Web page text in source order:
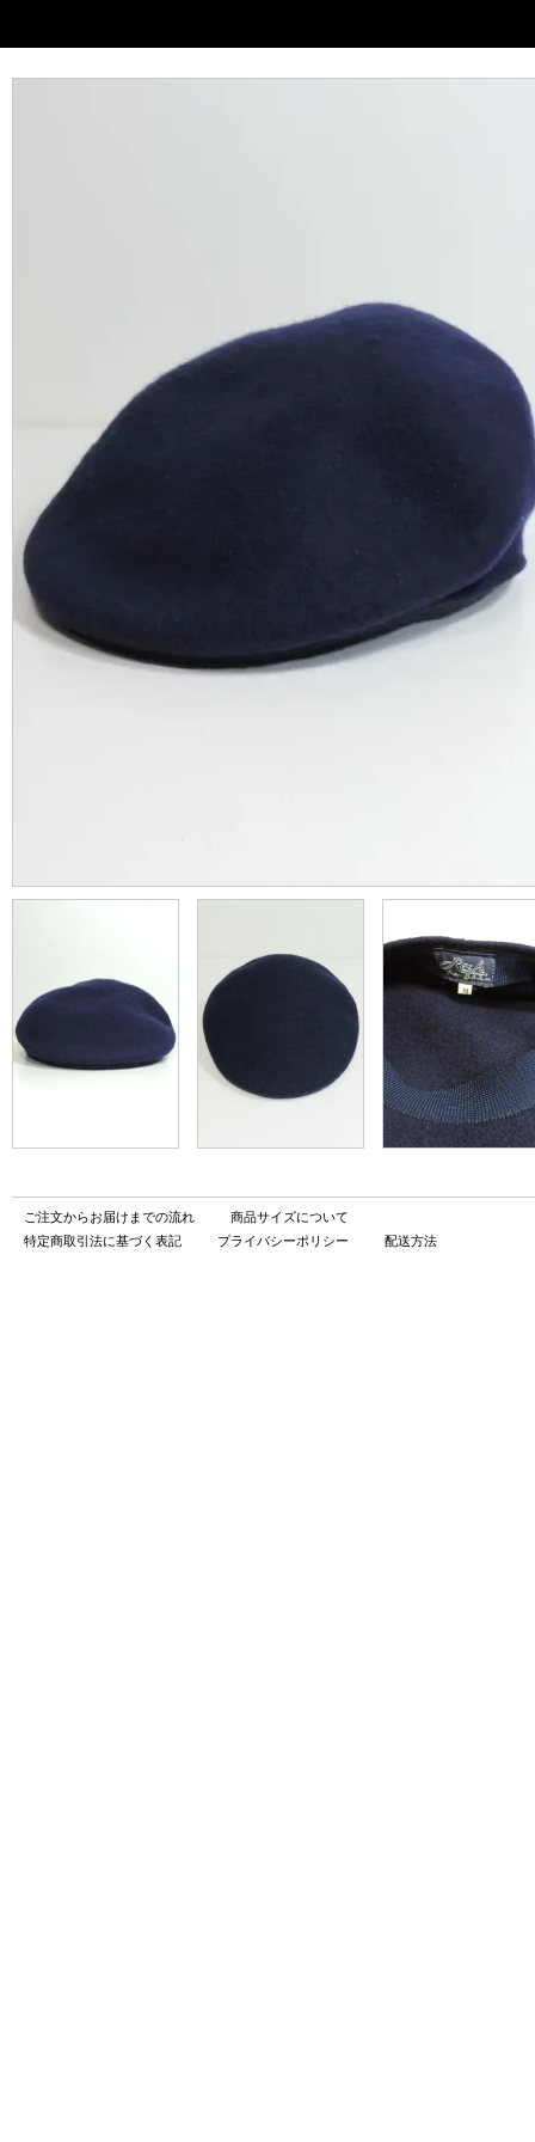
ご注文からお届けまでの流れ
商品サイズについて
特定商取引法に基づく表記
プライバシーポリシー 配送方法